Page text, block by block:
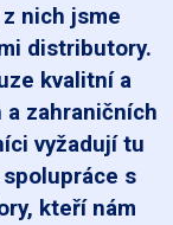
nich jsme
distributory.
kvalitní a
a zahraničních
vyžadují tu
s
kteří nám